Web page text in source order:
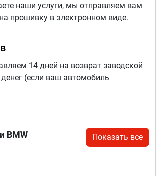
наши услуги, мы отправляем вам
прошивку в электронном виде.
14 дней на возврат заводской
(если ваш автомобиль
BMW Показать все